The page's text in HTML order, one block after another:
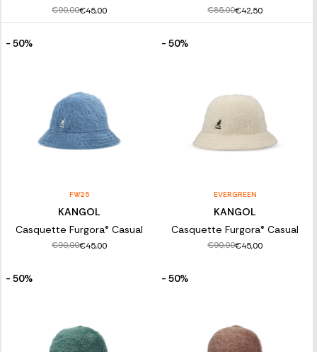
€90,00€45,00 €85,00€42,50
- 50%
FW25
KANGOL
Casquette Furgora® Casual
€90,00€45,00
- 50%
EVERGREEN
KANGOL
Casquette Furgora® Casual
€90,00€45,00
- 50% - 50%